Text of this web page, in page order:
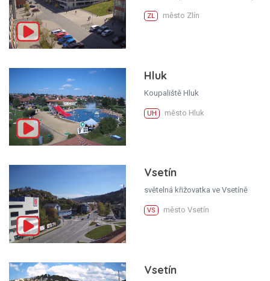
ZL město Zlín
Hluk
Koupaliště Hluk
UH město Hluk
Vsetín
světelná křižovatka ve Vsetíně
VS město Vsetín
Vsetín